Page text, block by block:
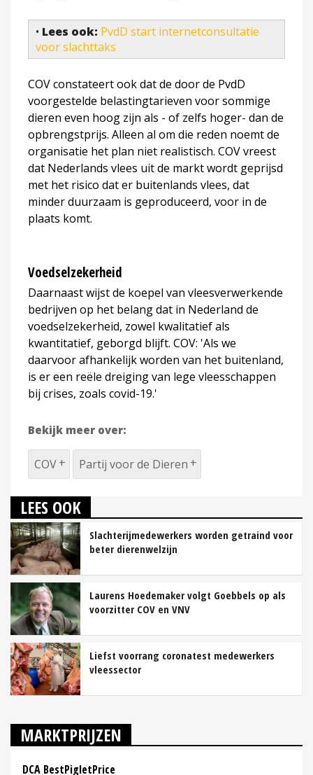
• Lees ook: PvdD start internetconsultatie
voor slachttaks
COV constateert ook dat de door de PvdD
voorgestelde belastingtarieven voor sommige
dieren even hoog zijn als - of zelfs hoger- dan de
opbrengstprijs. Alleen al om die reden noemt de
organisatie het plan niet realistisch. COV vreest
dat Nederlands vlees uit de markt wordt geprijsd
met het risico dat er buitenlands vlees, dat
minder duurzaam is geproduceerd, voor in de
plaats komt.
Voedselzekerheid
Daarnaast wijst de koepel van vleesverwerkende
bedrijven op het belang dat in Nederland de
voedselzekerheid, zowel kwalitatief als
kwantitatief, geborgd blijft. COV: 'Als we
daarvoor afhankelijk worden van het buitenland,
is er een reële dreiging van lege vleesschappen
bij crises, zoals covid-19.'
Bekijk meer over:
COV Partij voor de Dieren
LEES OOK
Slachterijmedewerkers worden getraind voor
beter dierenwelzijn
Laurens Hoedemaker volgt Goebbels op als
voorzitter COV en VNV
Liefst voorrang coronatest medewerkers
vleessector
MARKTPRIJZEN
DCA BestPigletPrice